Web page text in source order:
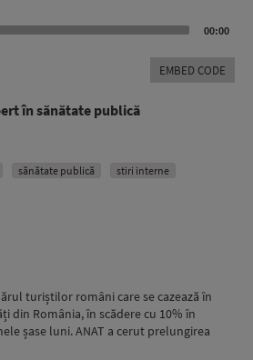
00:00
EMBED CODE
în sănătate publică
sănătate publică
stiri interne
turiștilor români care se cazează în
din România, în scădere cu 10% în
șase luni. ANAT a cerut prelungirea